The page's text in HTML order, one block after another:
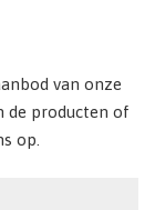
van onze
de producten of
op.